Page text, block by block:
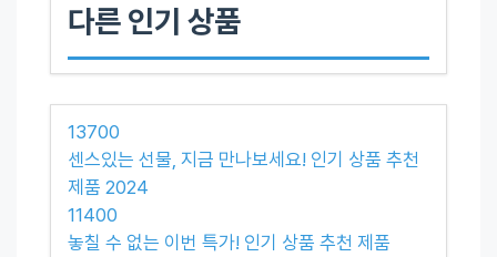
다른 인기 상품
13700
센스있는 선물, 지금 만나보세요! 인기 상품 추천
제품 2024
11400
놓칠 수 없는 이번 특가! 인기 상품 추천 제품